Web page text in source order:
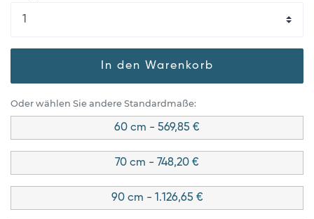
In den Warenkorb
Oder wählen Sie andere Standardmaße:
60 cm - 569,85 €
70 cm - 748,20 €
90 cm - 1.126,65 €